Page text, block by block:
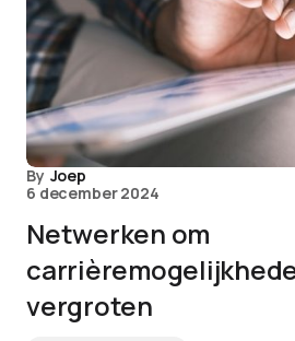
By Joep
6 december 2024
Netwerken om
vergroten